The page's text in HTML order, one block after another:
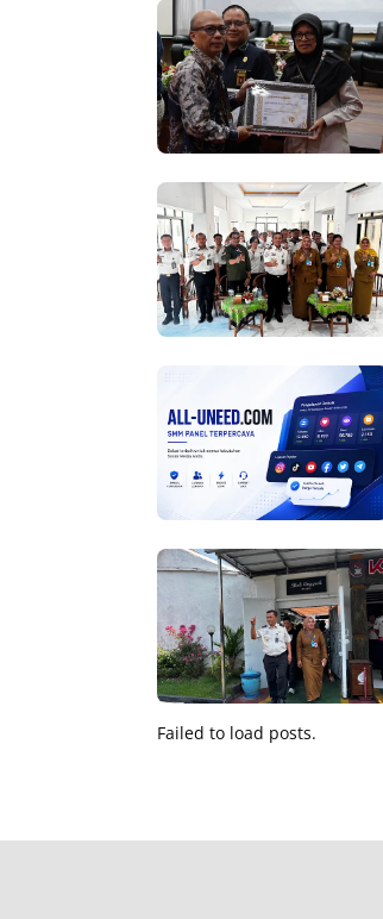
Failed to load posts.